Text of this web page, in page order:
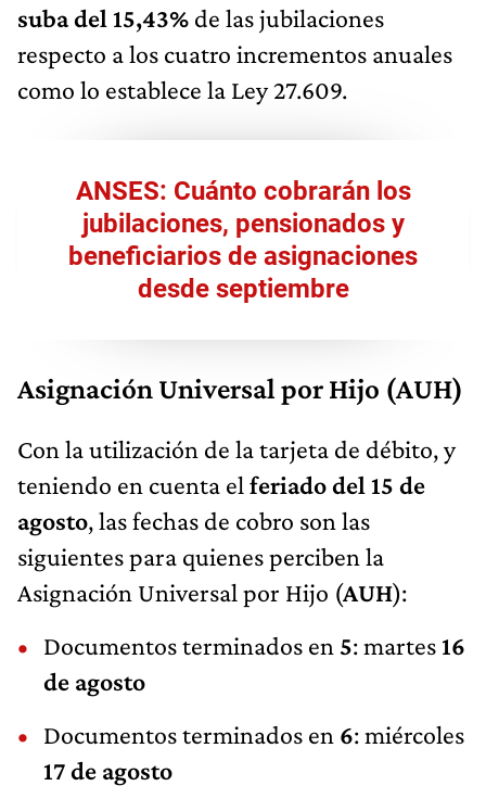
suba del 15,43% de las jubilaciones
respecto a los cuatro incrementos anuales
como lo establece la Ley 27.609.
ANSES: Cuánto cobrarán los
jubilaciones, pensionados y
beneficiarios de asignaciones
desde septiembre
Asignación Universal por Hijo (AUH)
Con la utilización de la tarjeta de débito, y
teniendo en cuenta el feriado del 15 de
agosto, las fechas de cobro son las
siguientes para quienes perciben la
Asignación Universal por Hijo (AUH):
Documentos terminados en 5: martes16
de agosto
Documentos terminados en 6: miércoles
17 de agosto